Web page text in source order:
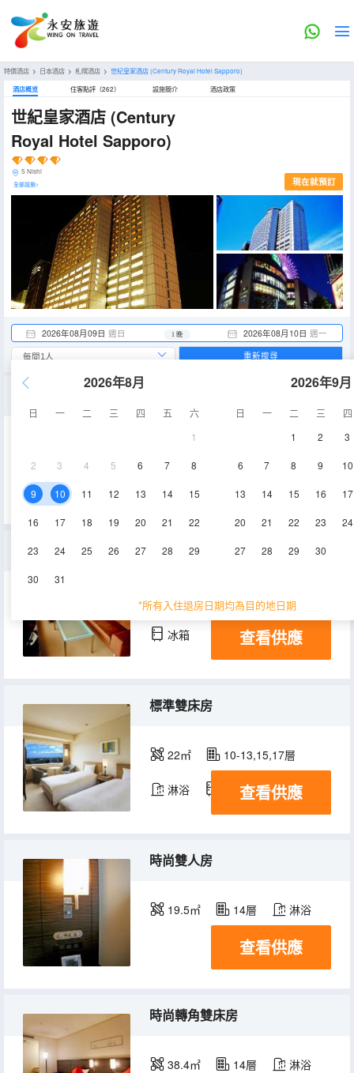
特價酒店 > 日本酒店 > 札幌酒店 > 世紀皇家酒店(Century Royal Hotel Sapporo)
酒店概览 住客點評（262） 設施簡介 酒店政策
世紀皇家酒店 (Century
Royal Hotel Sapporo)
5 Nishi
全部設施> 現在就預訂
2026年08月09日 週日 2026年08月10日 週一
1 晚
2026年8月
日 一 二 三 四 五
六
1
2 3 4 5 6 7 8
9 10 11 12 13 14 15
16 17 18 19 20 21 22
23 24 25 26 27 28 29
30 31
2026年9月
日 一 二 三
四
1
2 3
6 7 8 9 10
13 14 15 16 17
20 21 22 23 24
27 28 29 30
*所有入住退房日期均為目的地日期
重新搜尋
42.3㎡ 淋浴
專屬雙人房
59.7-61㎡ 空調
冰箱 查看供應
標準雙床房
22㎡ 10-13,15,17層
淋浴 冰箱查看供應
時尚雙人房
19.5㎡ 14層 淋浴
查看供應
時尚轉角雙床房
38.4㎡ 14層 淋浴